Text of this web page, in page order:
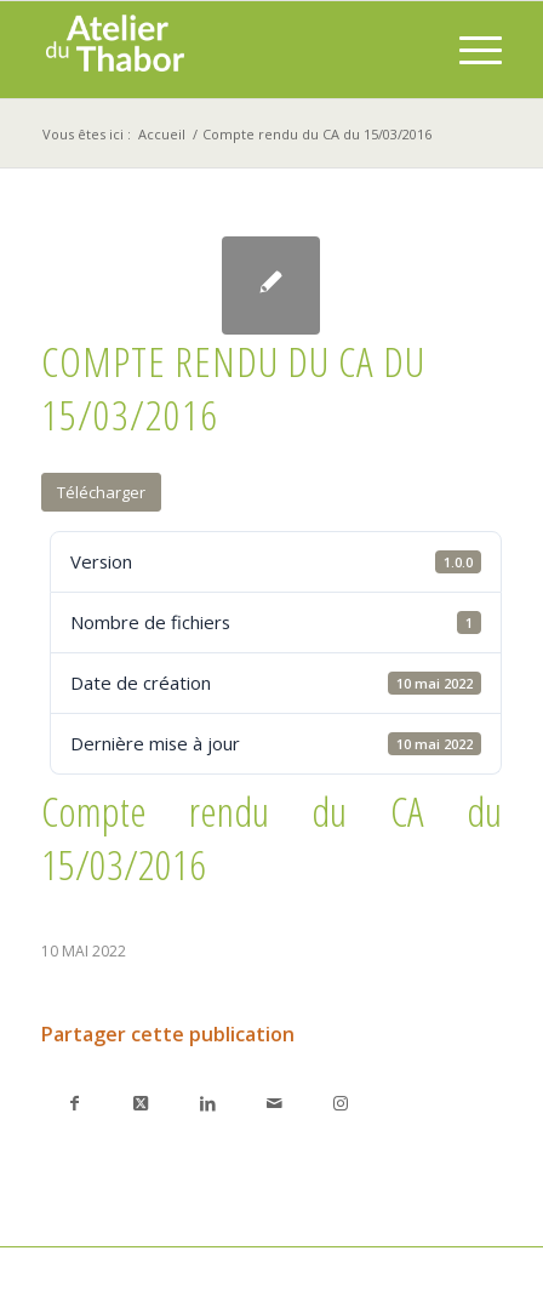
Vous êtes ici : Accueil / Compte rendu du CA du 15/03/2016
COMPTE RENDU DU CA DU
15/03/2016
Télécharger
Version 1.0.0
Nombre de fichiers 1
Date de création 10 mai 2022
Dernière mise à jour 10 mai 2022
Compte rendu du CA du
15/03/2016
10 MAI 2022
Partager cette publication